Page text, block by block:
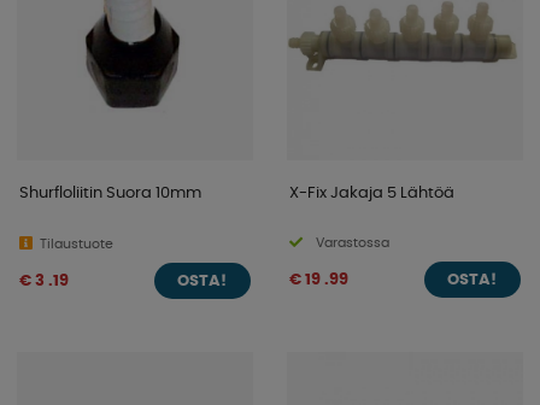
Shurfloliitin Suora 10mm
Tilaustuote
€ 3 .19 OSTA!
X-Fix Jakaja 5 Lähtöä
Varastossa
€ 19 .99 OSTA!